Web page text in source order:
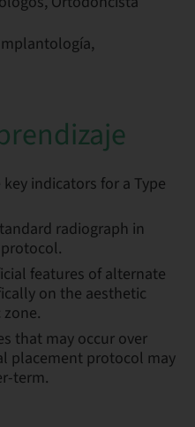
indicators for a Type
radiograph in
features of alternate
on the aesthetic
that may occur over
placement protocol may
term.